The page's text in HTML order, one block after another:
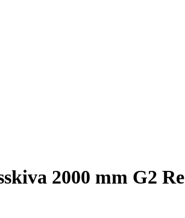
2000 mm G2 Re